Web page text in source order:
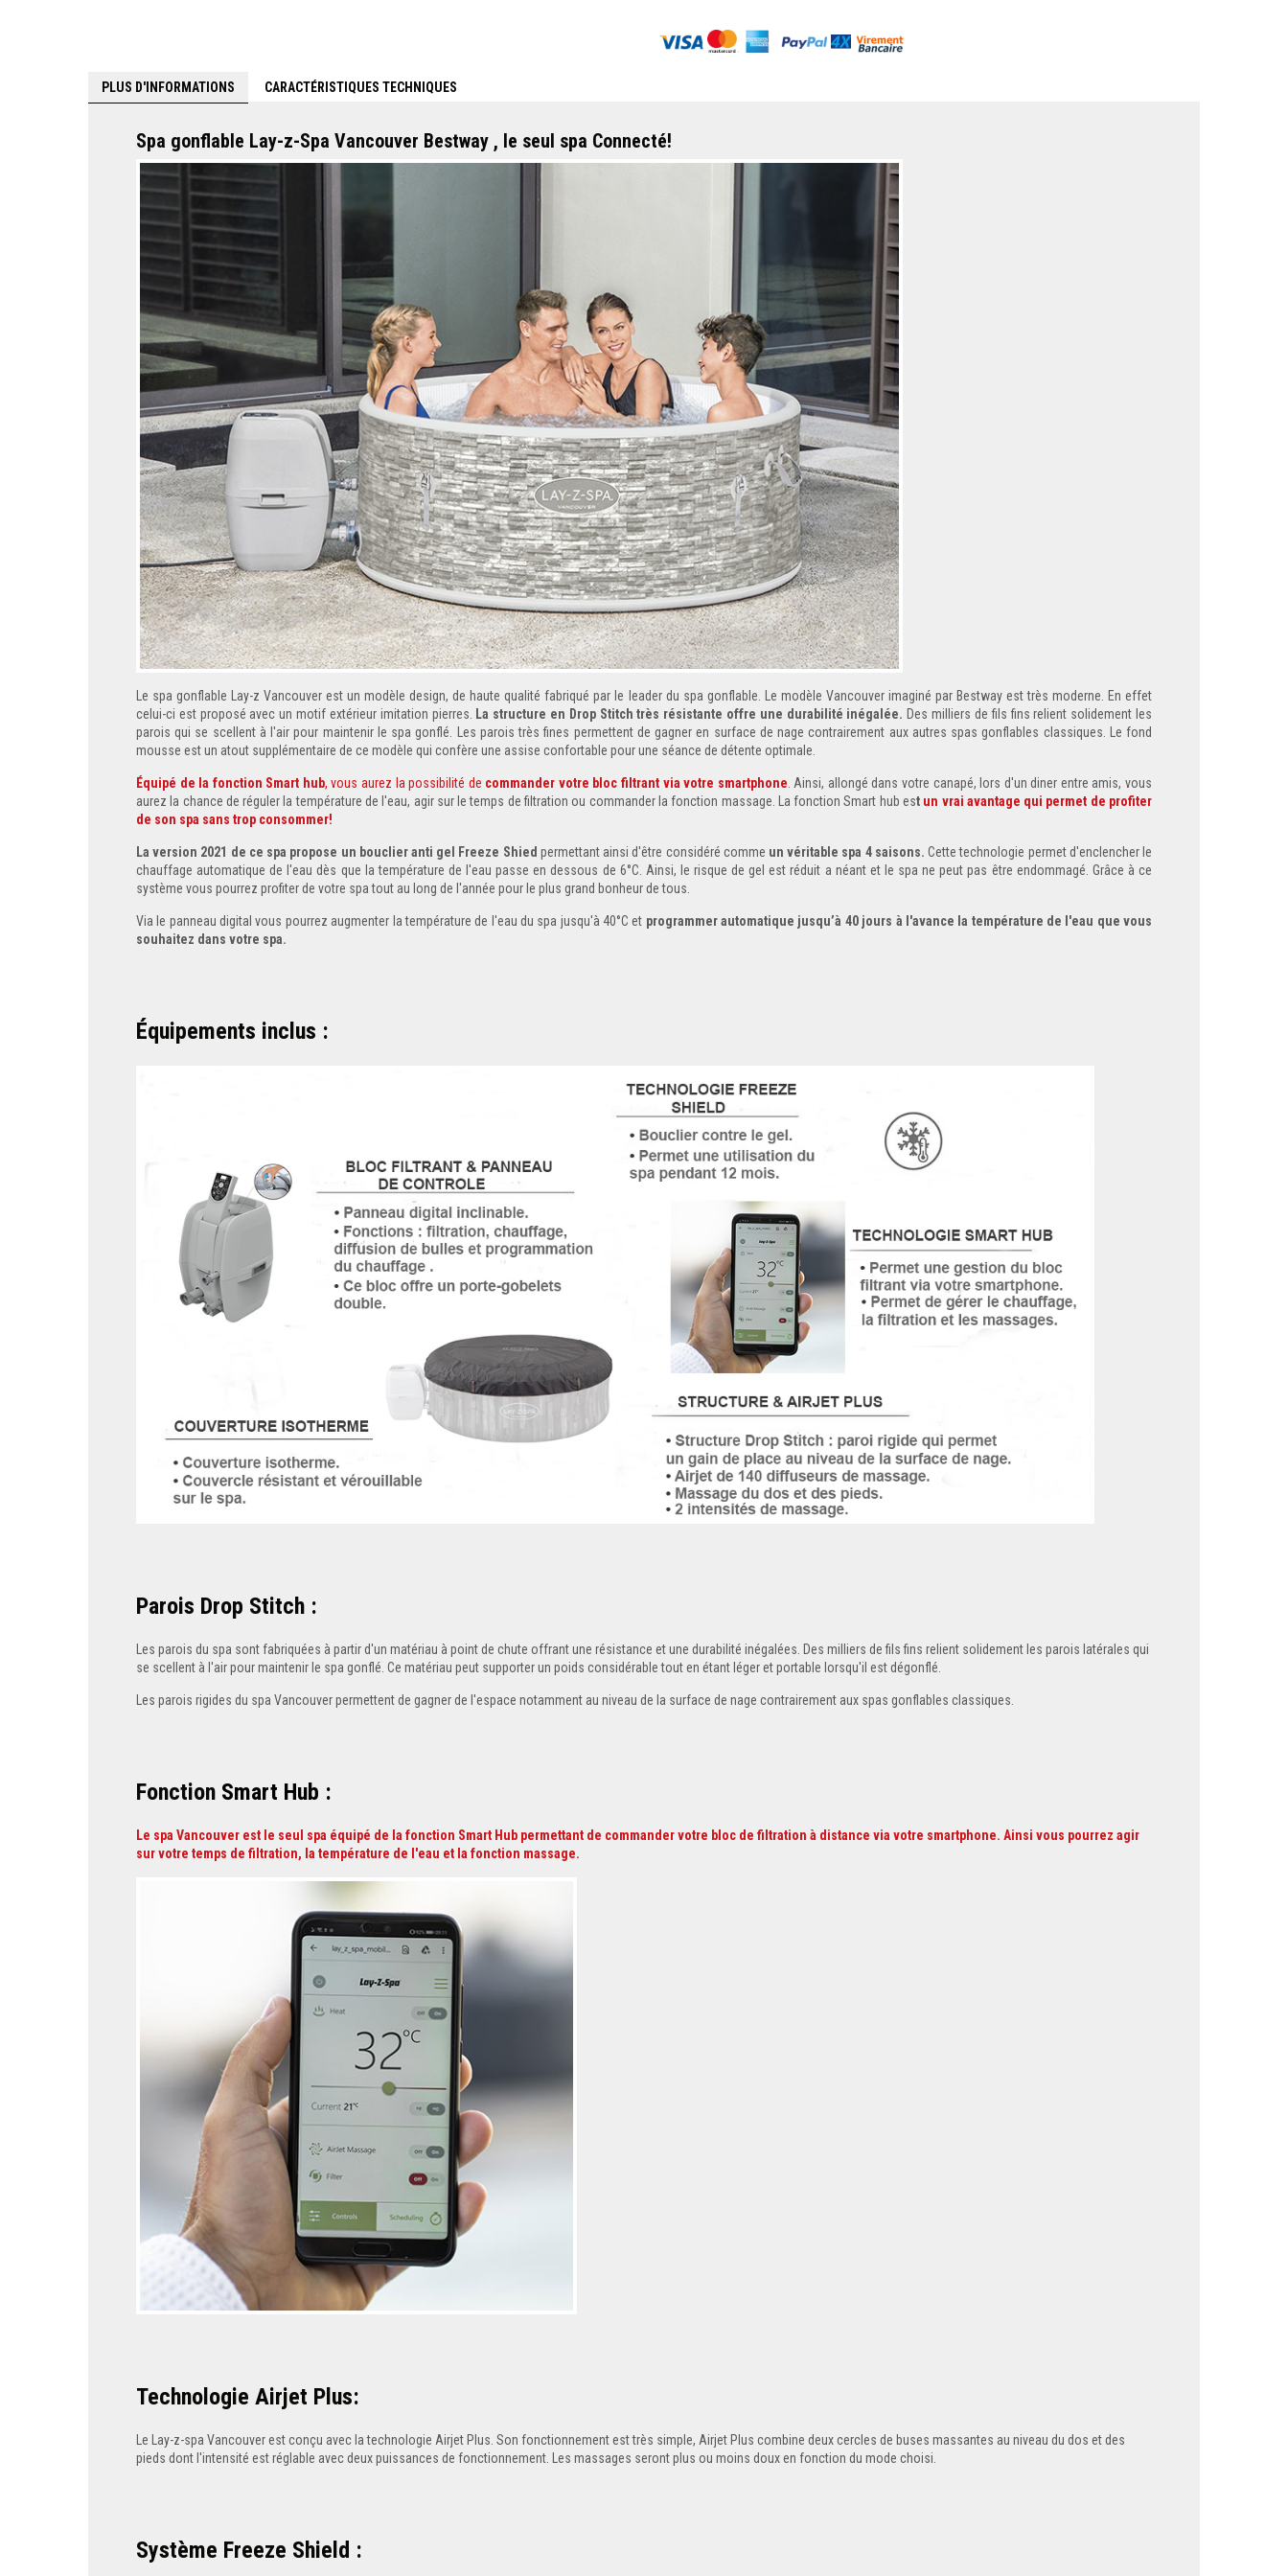
PLUS D'INFORMATIONS CARACTÉRISTIQUES TECHNIQUES
Spa gonflable Lay-z-Spa Vancouver Bestway , le seul spa Connecté!
Le spa gonflable Lay-z Vancouver est un modèle design, de haute qualité fabriqué par le leader du spa gonflable. Le modèle Vancouver imaginé par Bestway est très moderne. En effet
celui-ci est proposé avec un motif extérieur imitation pierres.
La structure en Drop Stitch très résistante offre une durabilité inégalée. Des milliers de fils fins relient solidement les
parois qui se scellent à l'air pour maintenir le spa gonflé. Les parois très fines permettent de gagner en surface de nage contrairement aux autres spas gonflables classiques. Le fond
mousse est un atout supplémentaire de ce modèle qui confère une assise confortable pour une séance de détente optimale.
Équipé de la fonction Smart hub, vous aurez la possibilité de commander votre bloc filtrant via votre smartphone . Ainsi, allongé dans votre canapé, lors d'un diner entre amis, vous
aurez la chance de réguler la température de l'eau, agir sur le temps de filtration ou commander la fonction massage. La fonction Smart hub est un vrai avantage qui permet de profiter
de son spa sans trop consommer!
La version 2021 de ce spa propose un bouclier anti gel Freeze Shied permettant ainsi d'être considéré comme un véritable spa 4 saisons. Cette technologie permet d'enclencher le
chauffage automatique de l'eau dès que la température de l'eau passe en dessous de 6°C. Ainsi, le risque de gel est réduit a néant et le spa ne peut pas être endommagé. Grâce à ce
système vous pourrez profiter de votre spa tout au long de l'année pour le plus grand bonheur de tous.
Via le panneau digital vous pourrez augmenter la température de l'eau du spa jusqu'à 40°C et programmer automatique jusqu’à 40 jours à l'avance la température de l'eau que vous
souhaitez dans votre spa.
Équipements inclus :
Parois Drop Stitch :
Les parois du spa sont fabriquées à partir d'un matériau à point de chute offrant une résistance et une durabilité inégalées. Des milliers de fils fins relient solidement les parois latérales qui
se scellent à l'air pour maintenir le spa gonflé. Ce matériau peut supporter un poids considérable tout en étant léger et portable lorsqu'il est dégonflé.
Les parois rigides du spa Vancouver permettent de gagner de l'espace notamment au niveau de la surface de nage contrairement aux spas gonflables classiques.
Fonction Smart Hub :
Le spa Vancouver est le seul spa équipé de la fonction Smart Hub permettant de commander votre bloc de filtration à distance via votre smartphone. Ainsi vous pourrez agir
sur votre temps de filtration, la température de l'eau et la fonction massage.
Technologie Airjet Plus:
Le Lay-z-spa Vancouver est conçu avec la technologie Airjet Plus. Son fonctionnement est très simple, Airjet Plus combine deux cercles de buses massantes au niveau du dos et des
pieds dont l'intensité est réglable avec deux puissances de fonctionnement. Les massages seront plus ou moins doux en fonction du mode choisi.
Système Freeze Shield :